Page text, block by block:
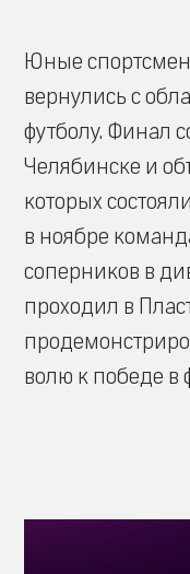
Юные
вернулись с
футболу. Финал
Челябинске и
которых
в ноябре
соперников в
проходил в
волю к победе в